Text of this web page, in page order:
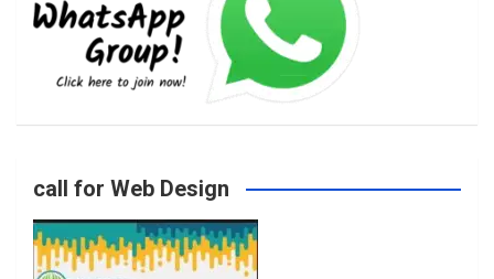
b
o r
call for Web Design